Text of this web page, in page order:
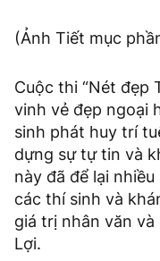
(Ảnh Tiết mục
Cuộc thi “Nét đẹp
vinh vẻ đẹp ngoại
sinh phát huy trí
dựng sự tự tin và
này đã để lại
các thí sinh và
giá trị nhân văn và
Lợi.